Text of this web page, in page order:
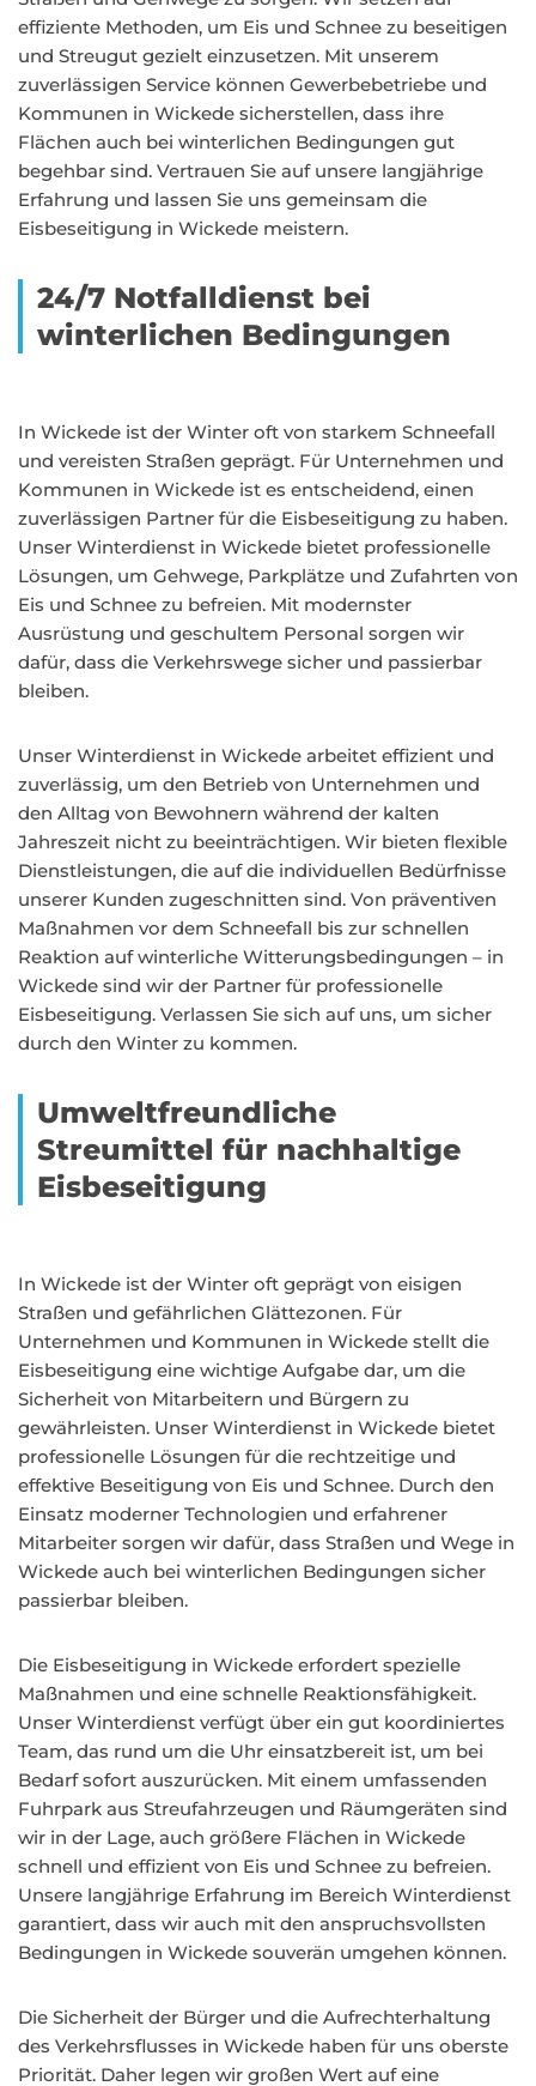
effiziente Methoden, um Eis und Schnee zu beseitigen
und Streugut gezielt einzusetzen. Mit unserem
zuverlässigen Service können Gewerbebetriebe und
Kommunen in Wickede sicherstellen, dass ihre
Flächen auch bei winterlichen Bedingungen gut
begehbar sind. Vertrauen Sie auf unsere langjährige
Erfahrung und lassen Sie uns gemeinsam die
Eisbeseitigung in Wickede meistern.
24/7 Notfalldienst bei
winterlichen Bedingungen
In Wickede ist der Winter oft von starkem Schneefall
und vereisten Straßen geprägt. Für Unternehmen und
Kommunen in Wickede ist es entscheidend, einen
zuverlässigen Partner für die Eisbeseitigung zu haben.
Unser Winterdienst in Wickede bietet professionelle
Lösungen, um Gehwege, Parkplätze und Zufahrten von
Eis und Schnee zu befreien. Mit modernster
Ausrüstung und geschultem Personal sorgen wir
dafür, dass die Verkehrswege sicher und passierbar
bleiben.
Unser Winterdienst in Wickede arbeitet effizient und
zuverlässig, um den Betrieb von Unternehmen und
den Alltag von Bewohnern während der kalten
Jahreszeit nicht zu beeinträchtigen. Wir bieten flexible
Dienstleistungen, die auf die individuellen Bedürfnisse
unserer Kunden zugeschnitten sind. Von präventiven
Maßnahmen vor dem Schneefall bis zur schnellen
Reaktion auf winterliche Witterungsbedingungen – in
Wickede sind wir der Partner für professionelle
Eisbeseitigung. Verlassen Sie sich auf uns, um sicher
durch den Winter zu kommen.
Umweltfreundliche
Streumittel für nachhaltige
Eisbeseitigung
In Wickede ist der Winter oft geprägt von eisigen
Straßen und gefährlichen Glättezonen. Für
Unternehmen und Kommunen in Wickede stellt die
Eisbeseitigung eine wichtige Aufgabe dar, um die
Sicherheit von Mitarbeitern und Bürgern zu
gewährleisten. Unser Winterdienst in Wickede bietet
professionelle Lösungen für die rechtzeitige und
effektive Beseitigung von Eis und Schnee. Durch den
Einsatz moderner Technologien und erfahrener
Mitarbeiter sorgen wir dafür, dass Straßen und Wege in
Wickede auch bei winterlichen Bedingungen sicher
passierbar bleiben.
Die Eisbeseitigung in Wickede erfordert spezielle
Maßnahmen und eine schnelle Reaktionsfähigkeit.
Unser Winterdienst verfügt über ein gut koordiniertes
Team, das rund um die Uhr einsatzbereit ist, um bei
Bedarf sofort auszurücken. Mit einem umfassenden
Fuhrpark aus Streufahrzeugen und Räumgeräten sind
wir in der Lage, auch größere Flächen in Wickede
schnell und effizient von Eis und Schnee zu befreien.
Unsere langjährige Erfahrung im Bereich Winterdienst
garantiert, dass wir auch mit den anspruchsvollsten
Bedingungen in Wickede souverän umgehen können.
Die Sicherheit der Bürger und die Aufrechterhaltung
des Verkehrsflusses in Wickede haben für uns oberste
Priorität. Daher legen wir großen Wert auf eine